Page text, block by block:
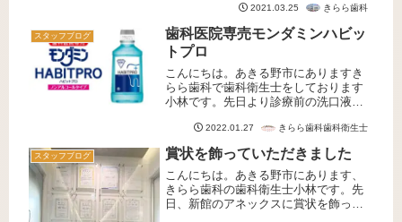
変な一年でした。本年は是非従来...
2021.03.25 きらら歯科
スタッフブログ
歯科医院専売モンダミンハビッ
トプロ
こんにちは。あきる野市にありますき
らら歯科で歯科衛生士をしております
小林です。先日より診療前の洗口液を
ただいている患者様、感染対策へのご
協力誠にありがとうございます。本日
は「モンダミン ハビットプロ」の特
徴...
2022.01.27 きらら歯科歯科衛生士
スタッフブログ 賞状を飾っていただきました
こんにちは。あきる野市にあります、
きらら歯科の歯科衛生士小林です。先
日、新館のアネックスに賞状を飾って